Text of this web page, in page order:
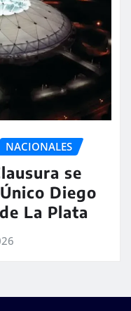
NACIONALES
se
Diego
La Plata